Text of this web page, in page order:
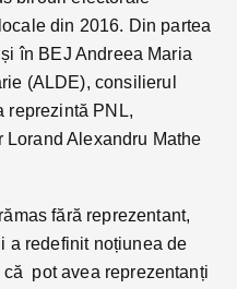
din 2016. Din partea
în BEJ Andreea Maria
(ALDE), consilierul
reprezintă PNL,
Alexandru Mathe
fără reprezentant,
a redefinit noțiunea de
pot avea reprezentanți